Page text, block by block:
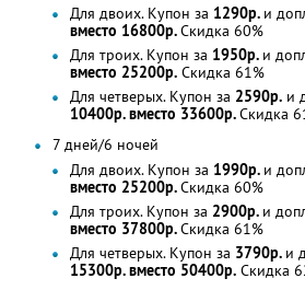
Для двоих. Купон за 1290р. и
вместо 16800р.Скидка 60%
Для троих. Купон за 1950р. и
вместо 25200р. Скидка 61%
Для четверых. Купон за 2590р. и
10400р. вместо 33600р.Скидка
7 дней/6 ночей
Для двоих. Купон за 1990р. и
вместо 25200р.Скидка 60%
Для троих. Купон за 2900р. и
вместо 37800р.Скидка 61%
Для четверых. Купон за 3790р. и
15300р. вместо 50400р. Скидка